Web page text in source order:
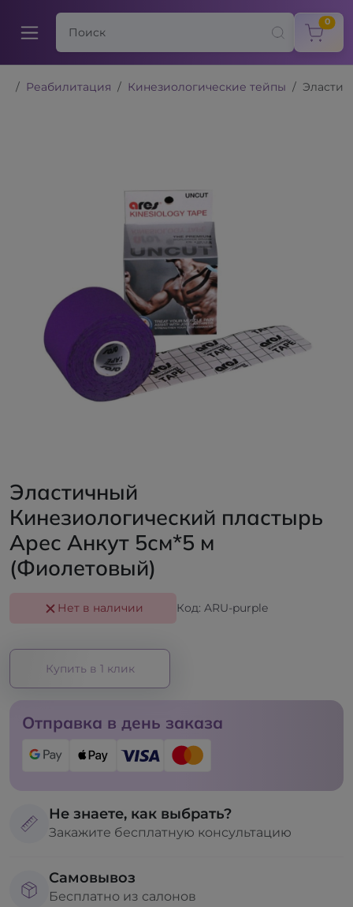
0
Реабилитация Кинезиологические тейпы
Эластичный
Кинезиологический пластырь
Арес Анкут 5см*5 м
(Фиолетовый)
Нет в наличии Код: ARU-purple
Купить в 1 клик
Отправка в день заказа
Не знаете, как выбрать?
Закажите бесплатную консультацию
Самовывоз
Бесплатно из салонов